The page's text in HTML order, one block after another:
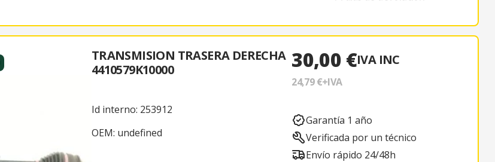
TRANSMISION TRASERA DERECHA
4410579K10000
Id interno: 253912
OEM: undefined
30,00 €IVA INC
24,79 €+IVA
Garantía 1 año
Verificada por un técnico
Envío rápido 24/48h